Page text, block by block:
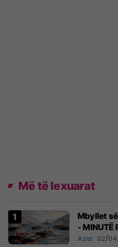
Më të lexuarat
Mbyllet
- MINUTË
Azia 02/